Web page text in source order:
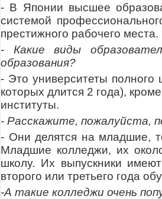
- В Японии высшее
системой
престижного рабочего места.
- Какие виды
образования?
- Это университеты полного
которых длится 2 года),
институты.
- Расскажите, пожалуйста,
- Они делятся на младшие,
Младшие колледжи, их
школу. Их выпускники
второго или третьего года
-А такие колледжи очень